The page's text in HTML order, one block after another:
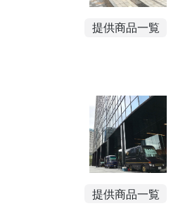
提供商品一覧
提供商品一覧